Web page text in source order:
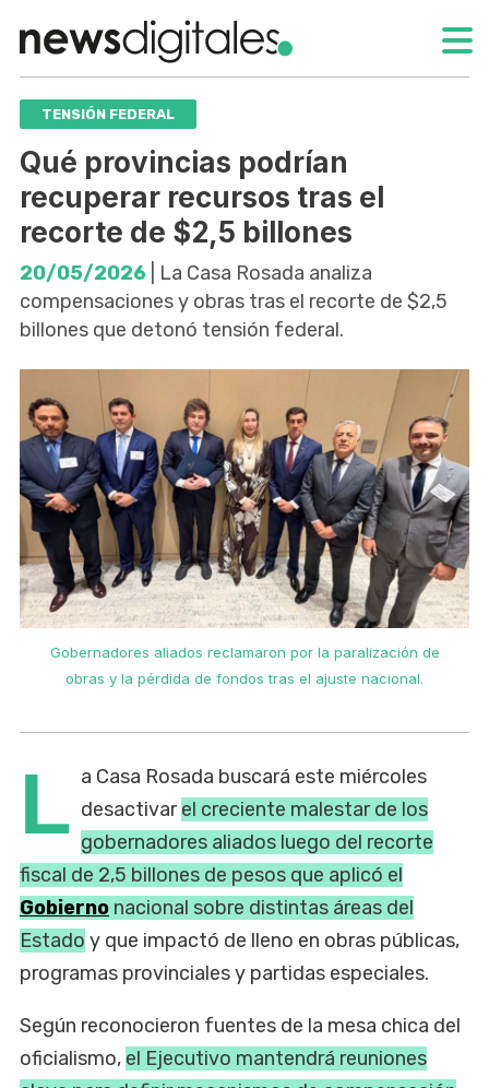
TENSIÓN FEDERAL
Qué provincias podrían
recuperar recursos tras el
recorte de $2,5 billones
20/05/2026 | La Casa Rosada analiza
compensaciones y obras tras el recorte de $2,5
billones que detonó tensión federal.
Gobernadores aliados reclamaron por la paralización de
obras y la pérdida de fondos tras el ajuste nacional.
L a Casa Rosada buscará este miércoles
desactivarel creciente malestar de los
gobernadores aliados luego del recorte
fiscal de 2,5 billones de pesos que aplicó el
Gobierno nacional sobre distintas áreas del
Estado y que impactó de lleno en obras públicas,
programas provinciales y partidas especiales.
Según reconocieron fuentes de la mesa chica del
oficialismo, el Ejecutivo mantendrá reuniones